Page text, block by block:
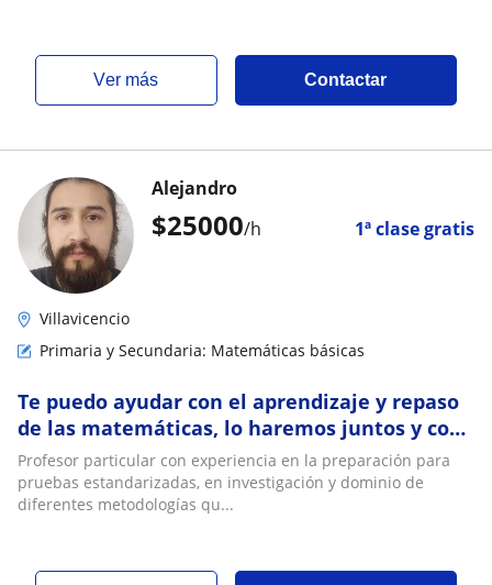
ver más Contactar
$25000/h 1ª clase gratis
Alejandro
Villavicencio
Primaria y Secundaria: Matemáticas básicas
Te puedo ayudar con el aprendizaje y repaso
de las matemáticas, lo haremos juntos y con
métodos alternativos que faciliten la
comprensión
Profesor particular con experiencia en la preparación para
pruebas estandarizadas, en investigación y dominio de
diferentes metodologías qu...